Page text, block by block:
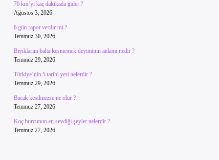
70 km’yi kaç dakikada gider ?
Ağustos 3, 2026
6 gün rapor verilir mi ?
Temmuz 30, 2026
Bıyıklarını balta kesmemek deyiminin anlamı nedir ?
Temmuz 29, 2026
Türkiye’nin 5 tarihi yeri nelerdir ?
Temmuz 29, 2026
Bacak kesilmezse ne olur ?
Temmuz 27, 2026
Koç burcunun en sevdiği şeyler nelerdir ?
Temmuz 27, 2026